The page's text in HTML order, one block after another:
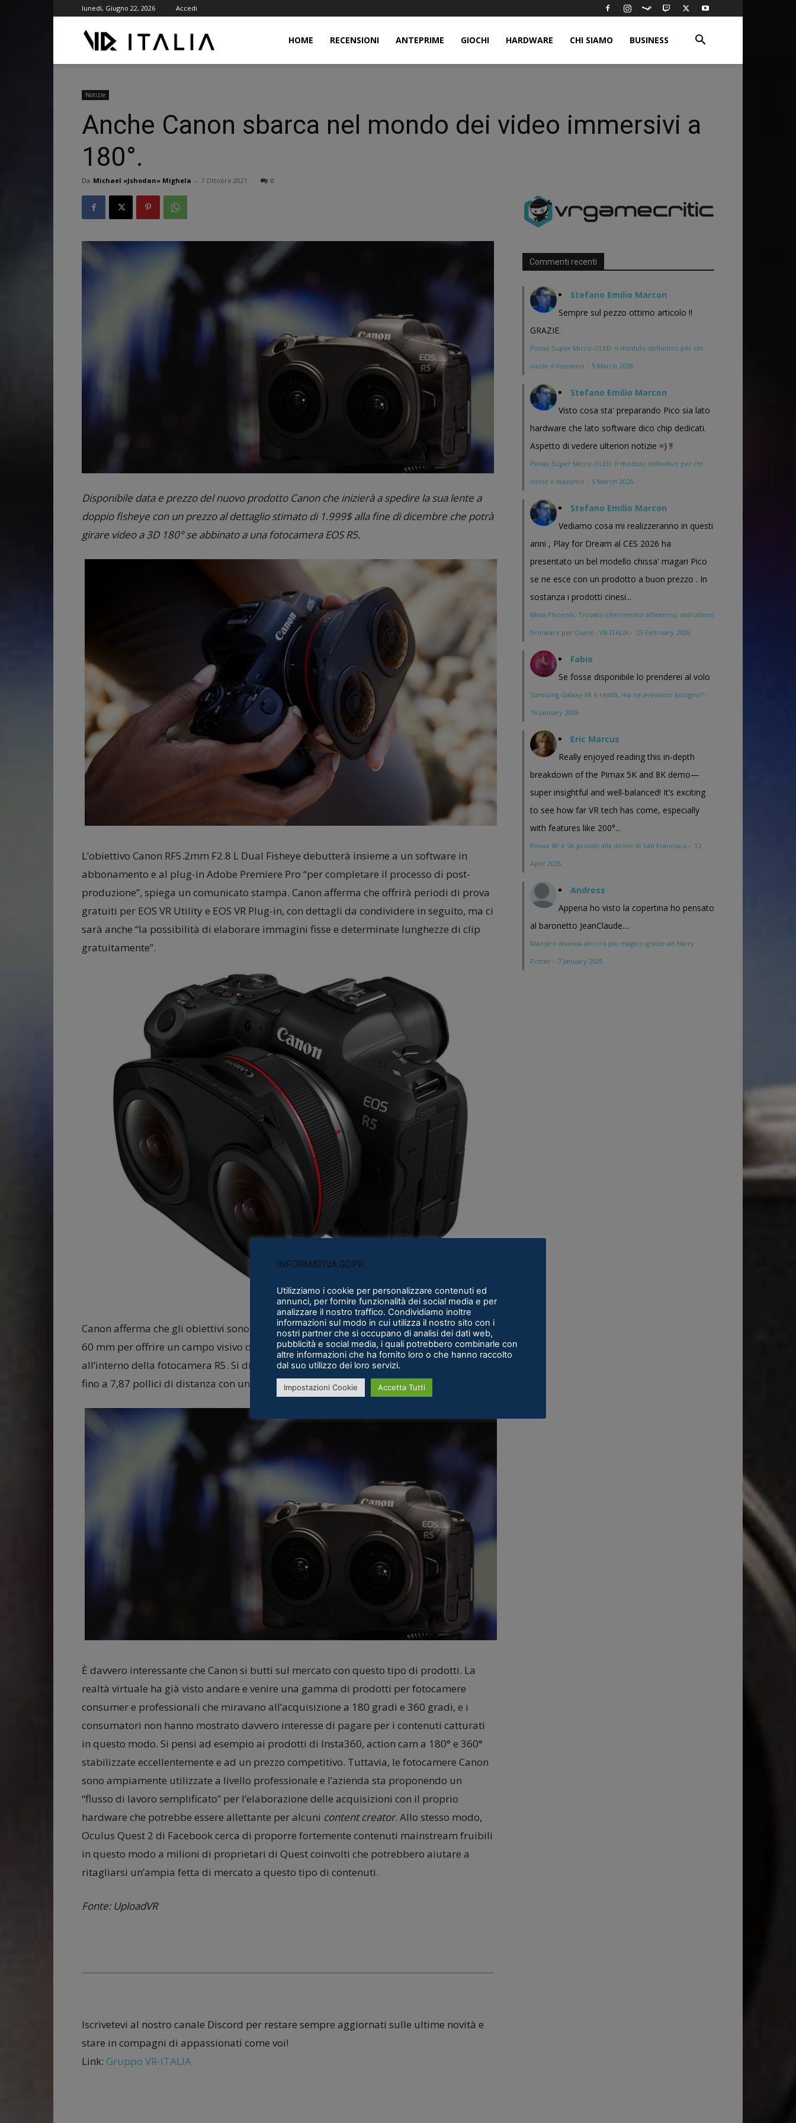
lunedì, Giugno 22, 2026 Accedi
HOME RECENSIONI ANTEPRIME GIOCHI HARDWARE CHI SIAMO BUSINESS
Notizie
Anche Canon sbarca nel mondo dei video immersivi a
180°.
Da Michael «Jshodan» Mighela - 7 Ottobre 2021 0
Disponibile data e prezzo del nuovo prodotto Canon che inizierà a spedire la sua lente a
doppio fisheye con un prezzo al dettaglio stimato di 1.999$ alla fine di dicembre che potrà
girare video a 3D 180° se abbinato a una fotocamera EOS R5.
L’obiettivo Canon RF5.2mm F2.8 L Dual Fisheye debutterà insieme a un software in
abbonamento e al plug-in Adobe Premiere Pro “per completare il processo di post-
produzione”, spiega un comunicato stampa. Canon afferma che offrirà periodi di prova
gratuiti per EOS VR Utility e EOS VR Plug-in, con dettagli da condividere in seguito, ma ci
sarà anche “la possibilità di elaborare immagini fisse e determinate lunghezze di clip
gratuitamente”.
Canon afferma che gli obiettivi sono stati progettati con una distanza interpupillare di
60 mm per offrire un campo visivo di circa 190 gradi su un singolo sensore full frame
all’interno della fotocamera R5. Si dice che il prodotto sia in grado di mettere a fuoco
fino a 7,87 pollici di distanza con un intervallo di apertura da f/2,8 a f/16.
È davvero interessante che Canon si butti sul mercato con questo tipo di prodotti. La
realtà virtuale ha già visto andare e venire una gamma di prodotti per fotocamere
consumer e professionali che miravano all’acquisizione a 180 gradi e 360 gradi, e i
consumatori non hanno mostrato davvero interesse di pagare per i contenuti catturati
in questo modo. Si pensi ad esempio ai prodotti di Insta360, action cam a 180° e 360°
stabilizzate eccellentemente e ad un prezzo competitivo. Tuttavia, le fotocamere Canon
sono ampiamente utilizzate a livello professionale e l’azienda sta proponendo un
“flusso di lavoro semplificato” per l’elaborazione delle acquisizioni con il proprio
hardware che potrebbe essere allettante per alcuni content creator. Allo stesso modo,
Oculus Quest 2 di Facebook cerca di proporre fortemente contenuti mainstream fruibili
in questo modo a milioni di proprietari di Quest coinvolti che potrebbero aiutare a
ritagliarsi un’ampia fetta di mercato a questo tipo di contenuti.
Fonte: UploadVR
Iscrivetevi al nostro canale Discord per restare sempre aggiornati sulle ultime novità e
stare in compagni di appassionati come voi!
Link: Gruppo VR-ITALIA
Commenti recenti
Stefano Emilio Marcon
Sempre sul pezzo ottimo articolo !!
GRAZIE.
Pimax Super Micro-OLED: il modulo definitivo per chi
vuole il massimo · 5 March 2026
Stefano Emilio Marcon
Visto cosa sta' preparando Pico sia lato
hardware che lato software dico chip dedicati.
Aspetto di vedere ulteriori notizie =) !!
Pimax Super Micro-OLED: il modulo definitivo per chi
vuole il massimo · 5 March 2026
Stefano Emilio Marcon
Vediamo cosa mi realizzeranno in questi
anni , Play for Dream al CES 2026 ha
presentato un bel modello chissa' magari Pico
se ne esce con un prodotto a buon prezzo . In
sostanza i prodotti cinesi...
Meta Phoenix: Trovato riferimento all'interno dell'ultimo
firmware per Quest - VR ITALIA · 25 February 2026
Fabio
Se fosse disponibile lo prenderei al volo
Samsung Galaxy XR è realtà, ma ne avevamo bisogno? ·
16 January 2026
Eric Marcus
Really enjoyed reading this in-depth
breakdown of the Pimax 5K and 8K demo—
super insightful and well-balanced! It’s exciting
to see how far VR tech has come, especially
with features like 200°...
Pimax 8K e 5K provati alla demo di San Francisco · 12
April 2025
Andross
Appena ho visto la copertina ho pensato
al baronetto JeanClaude....
Maestro diventa ancora più magico grazie ad Harry
Potter · 7 January 2025
INFORMATIVA GDPR
Utilizziamo i cookie per personalizzare contenuti ed
annunci, per fornire funzionalità dei social media e per
analizzare il nostro traffico. Condividiamo inoltre
informazioni sul modo in cui utilizza il nostro sito con i
nostri partner che si occupano di analisi dei dati web,
pubblicità e social media, i quali potrebbero combinarle con
altre informazioni che ha fornito loro o che hanno raccolto
dal suo utilizzo dei loro servizi.
Impostazioni Cookie Accetta Tutti